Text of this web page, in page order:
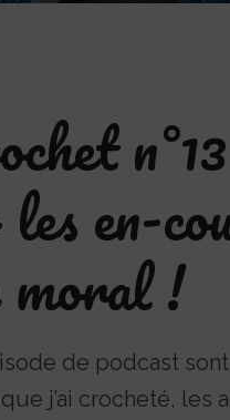
en-
moral !
de podcast
j’ai crocheté, les